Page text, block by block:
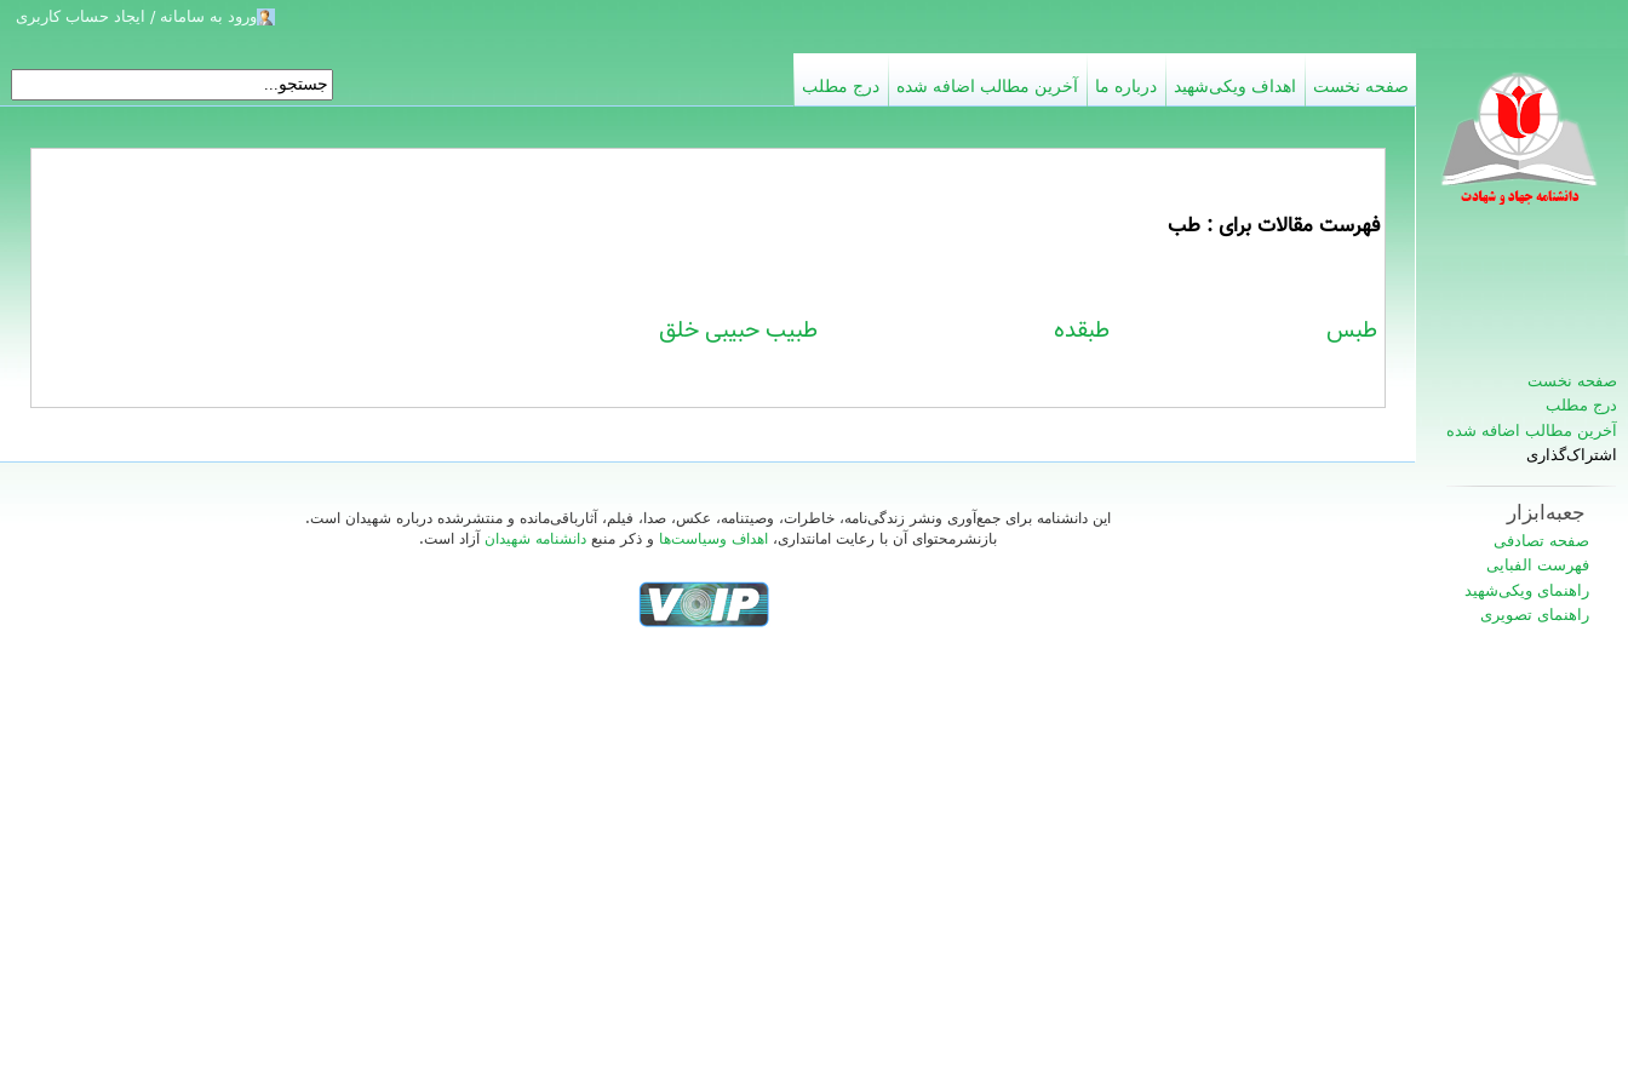
فهرست مقالات برای : طب
طبس طبقده طبیب حبیبی خلق
ورود به سامانه / ایجاد حساب کاربری
درج مطلب آخرین مطالب اضافه شده درباره ما اهداف ویکی‌شهید صفحه نخست
صفحه نخست
درج مطلب
آخرین مطالب اضافه شده
اشتراک‌گذاری
جعبه‌ابزار
صفحه تصادفی
فهرست الفبایی
راهنمای ویکی‌شهید
راهنمای تصویری
این دانشنامه برای جمع‌آوری ونشر زندگی‌نامه، خاطرات، وصیتنامه، عکس، صدا، فیلم، آثارباقی‌مانده و منتشرشده درباره شهیدان است.
بازنشرمحتوای آن با رعایت امانتداری، اهداف وسیاست‌ها و ذکر منبعدانشنامه شهیدان آزاد است.